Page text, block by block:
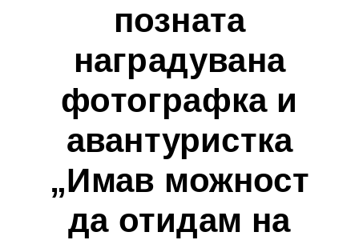
позната
наградувана
фотографка и
авантуристка
„Имав можност
да отидам на